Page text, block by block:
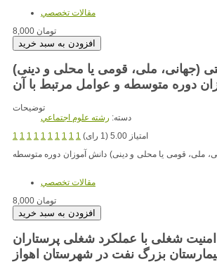
مقالات تخصصي
8,000 تومان
(جهانی، ملی، قومی یا محلی و دینی)
دوره متوسطه و عوامل مرتبط با آن
توضیحات
دسته: رشته علوم اجتماعي
1 1 1 1 1 1 1 1 1 1
امتیاز 5.00 (1 رای)
ملی، قومی یا محلی و دینی) دانش آموزان دوره متوسطه
مقالات تخصصي
8,000 تومان
شغلی با عملکرد شغلی پرستاران
بزرگ نفت در شهرستان اهواز